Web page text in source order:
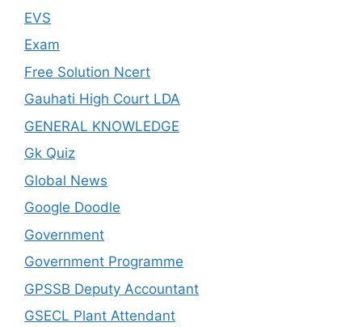
EVS
Exam
Free Solution Ncert
Gauhati High Court LDA
GENERAL KNOWLEDGE
Gk Quiz
Global News
Google Doodle
Government
Government Programme
GPSSB Deputy Accountant
GSECL Plant Attendant